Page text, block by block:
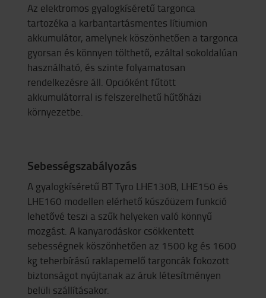
Az elektromos gyalogkíséretű targonca
tartozéka a karbantartásmentes lítiumion
akkumulátor, amelynek köszönhetően a targonca
gyorsan és könnyen tölthető, ezáltal sokoldalúan
használható, és szinte folyamatosan
rendelkezésre áll. Opcióként fűtött
akkumulátorral is felszerelhetű hűtőházi
környezetbe.
Sebességszabályozás
A gyalogkíséretű BT Tyro LHE130B, LHE150 és
LHE160 modellen elérhető kúszóüzem funkció
lehetővé teszi a szűk helyeken való könnyű
mozgást. A kanyarodáskor csökkentett
sebességnek köszönhetően az 1500 kg és 1600
kg teherbírású raklapemelő targoncák fokozott
biztonságot nyújtanak az áruk létesítményen
belüli szállításakor.